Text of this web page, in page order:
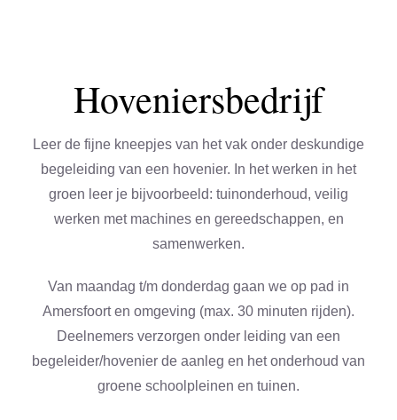
Hoveniersbedrijf
Leer de fijne kneepjes van het vak onder deskundige
begeleiding van een hovenier. In het werken in het
groen leer je bijvoorbeeld: tuinonderhoud, veilig
werken met machines en gereedschappen, en
samenwerken.
Van maandag t/m donderdag gaan we op pad in
Amersfoort en omgeving (max. 30 minuten rijden).
Deelnemers verzorgen onder leiding van een
begeleider/hovenier de aanleg en het onderhoud van
groene schoolpleinen en tuinen.